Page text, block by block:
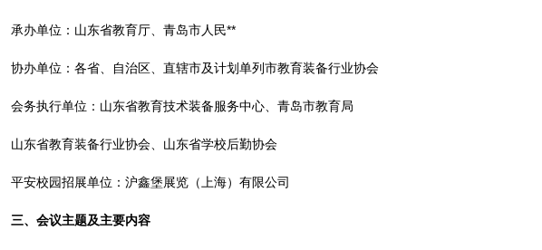
承办单位：山东省教育厅、青岛市人民**
协办单位：各省、自治区、直辖市及计划单列市教育装备行业协会
会务执行单位：山东省教育技术装备服务中心、青岛市教育局
山东省教育装备行业协会、山东省学校后勤协会
平安校园招展单位：沪鑫堡展览（上海）有限公司
三、会议主题及主要内容